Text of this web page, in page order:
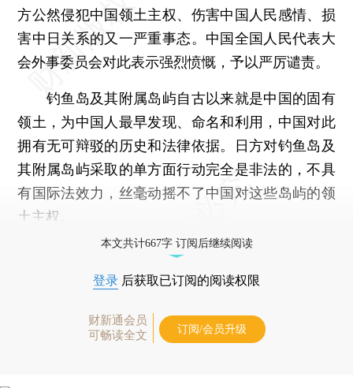
方公然侵犯中国领土主权、伤害中国人民感情、损
害中日关系的又一严重事态。中国全国人民代表大
会外事委员会对此表示强烈愤慨，予以严厉谴责。
钓鱼岛及其附属岛屿自古以来就是中国的固有
领土，为中国人最早发现、命名和利用，中国对此
拥有无可辩驳的历史和法律依据。日方对钓鱼岛及
其附属岛屿采取的单方面行动完全是非法的，不具
有国际法效力，丝毫动摇不了中国对这些岛屿的领
土主权。
本文共计667字 订阅后继续阅读
登录 后获取已订阅的阅读权限
财新通会员
可畅读全文
订阅/会员升级